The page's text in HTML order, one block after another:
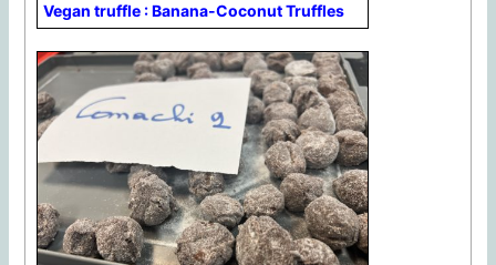
Vegan truffle : Banana-Coconut Truffles